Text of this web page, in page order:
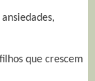
que crescem